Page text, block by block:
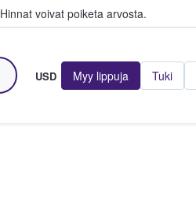
Hinnat voivat poiketa arvosta.
USD Myy lippuja Tuki